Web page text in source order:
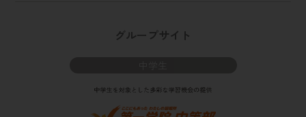
グループサイト